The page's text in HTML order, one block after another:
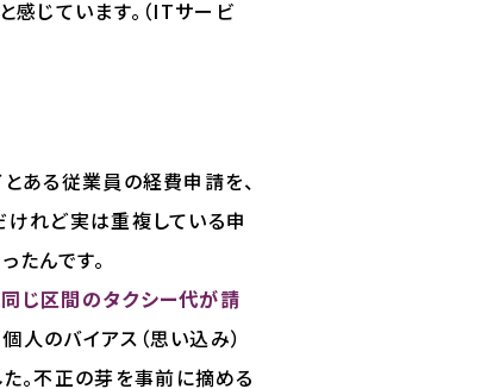
じています。（ITサービ
ある従業員の経費申請を、
れど実は重複している申
んです。
じ区間のタクシー代が請
人のバイアス（思い込み）
。不正の芽を事前に摘める